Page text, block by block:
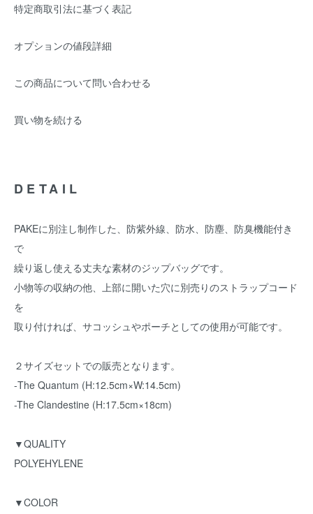
特定商取引法に基づく表記
オプションの値段詳細
この商品について問い合わせる
買い物を続ける
DETAIL
PAKEに別注し制作した、防紫外線、防水、防塵、防臭機能付き
で
繰り返し使える丈夫な素材のジップバッグです。
小物等の収納の他、上部に開いた穴に別売りのストラップコード
を
取り付ければ、サコッシュやポーチとしての使用が可能です。
２サイズセットでの販売となります。
-The Quantum (H:12.5cm×W:14.5cm)
-The Clandestine (H:17.5cm×18cm)
▼QUALITY
POLYEHYLENE
▼COLOR